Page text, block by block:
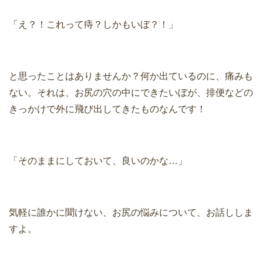
「え？！これって痔？しかもいぼ？！」
と思ったことはありませんか？何か出ているのに、痛みも
ない。それは、お尻の穴の中にできたいぼが、排便などの
きっかけで外に飛び出してきたものなんです！
「そのままにしておいて、良いのかな…」
気軽に誰かに聞けない、お尻の悩みについて、お話ししま
すよ。